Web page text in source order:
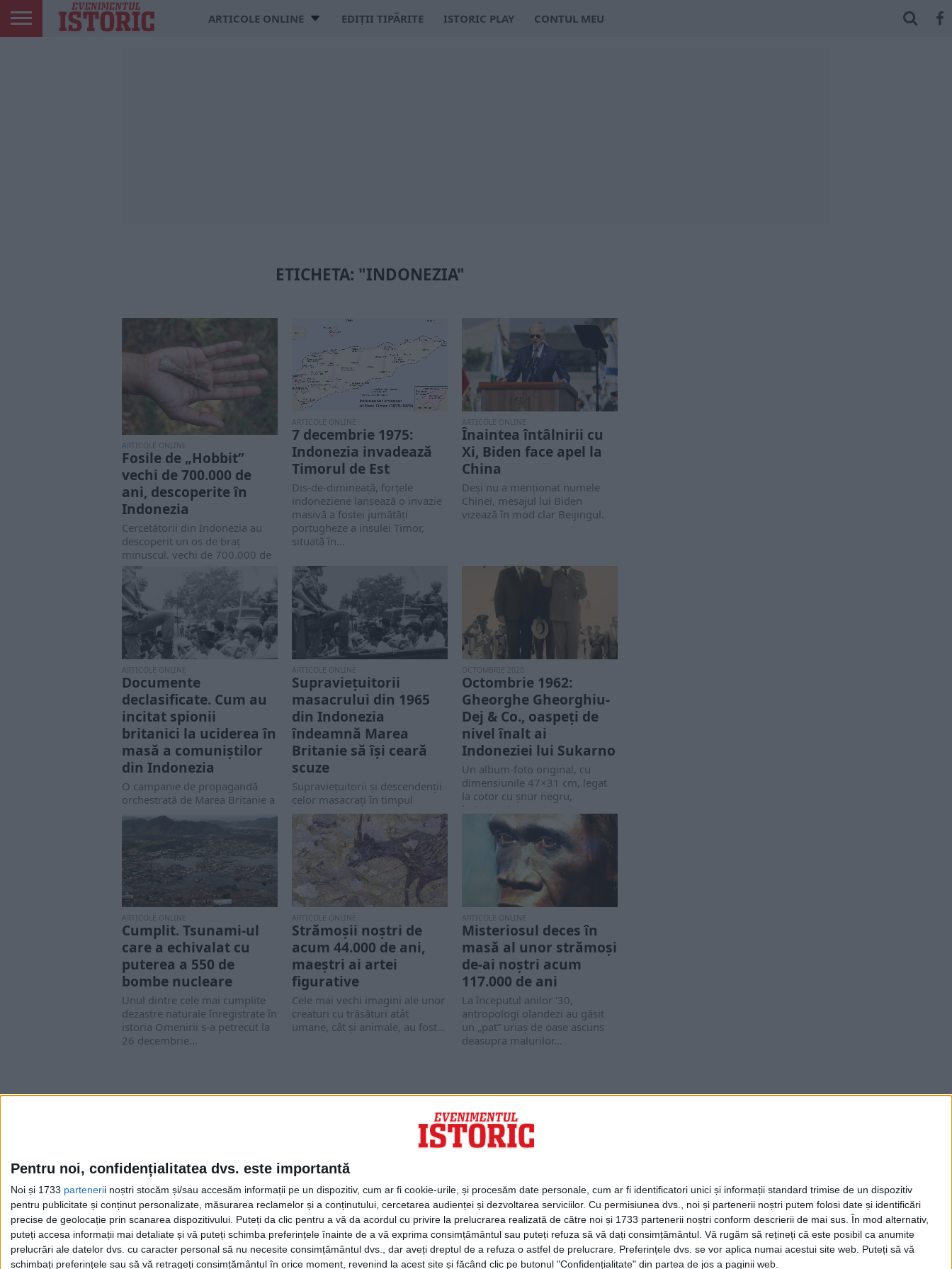
Pentru noi, confidențialitatea dvs. este importantă
Noi și 1733 partenerii noștri stocăm și/sau accesăm informații pe un dispozitiv, cum ar fi cookie-urile, și procesăm date personale, cum ar fi identificatori unici și informații standard trimise de un dispozitiv
pentru publicitate și conținut personalizate, măsurarea reclamelor și a conținutului, cercetarea audienței și dezvoltarea serviciilor. Cu permisiunea dvs., noi și partenerii noștri putem folosi date și identificări
precise de geolocație prin scanarea dispozitivului. Puteți da clic pentru a vă da acordul cu privire la prelucrarea realizată de către noi și 1733 partenerii noștri conform descrierii de mai sus. În mod alternativ,
puteți accesa informații mai detaliate și vă puteți schimba preferințele înainte de a vă exprima consimțământul sau puteți refuza să vă dați consimțământul. Vă rugăm să rețineți că este posibil ca anumite
prelucrări ale datelor dvs. cu caracter personal să nu necesite consimțământul dvs., dar aveți dreptul de a refuza o astfel de prelucrare. Preferințele dvs. se vor aplica numai acestui site web. Puteți să vă
schimbați preferințele sau să vă retrageți consimțământul în orice moment, revenind la acest site și făcând clic pe butonul "Confidențialitate" din partea de jos a paginii web.
ARTICOLE ONLINE EDIȚII TIPĂRITE ISTORIC PLAY CONTUL MEU
ETICHETA: "INDONEZIA"
ARTICOLE ONLINE
Fosile de „Hobbit”
vechi de 700.000 de
ani, descoperite în
Indonezia
Cercetătorii din Indonezia au
descoperit un os de braț
minuscul, vechi de 700.000 de
ani, de...
ARTICOLE ONLINE
7 decembrie 1975:
Indonezia invadează
Timorul de Est
Dis-de-dimineață, forțele
indoneziene lansează o invazie
masivă a fostei jumătăți
portugheze a insulei Timor,
situată în...
ARTICOLE ONLINE
Înaintea întâlnirii cu
Xi, Biden face apel la
China
Deși nu a menționat numele
Chinei, mesajul lui Biden
vizează în mod clar Beijingul.
ARTICOLE ONLINE
Documente
declasificate. Cum au
incitat spionii
britanici la uciderea în
masă a comuniștilor
din Indonezia
O campanie de propagandă
orchestrată de Marea Britanie a
jucat un rol crucial în unul
ARTICOLE ONLINE
Supraviețuitorii
masacrului din 1965
din Indonezia
îndeamnă Marea
Britanie să își ceară
scuze
Supraviețuitorii și descendenții
celor masacrați în timpul
epurării anticomuniste din
Indonezia din 1965-1966
îndeamnă guvernul britanic...
OCTOMBRIE 2020
Octombrie 1962:
Gheorghe Gheorghiu-
Dej & Co., oaspeți de
nivel înalt ai
Indoneziei lui Sukarno
Un album-foto original, cu
dimensiunile 47×31 cm, legat
la cotor cu șnur negru,
îmbrăcat la exterior...
ARTICOLE ONLINE
Cumplit. Tsunami-ul
care a echivalat cu
puterea a 550 de
bombe nucleare
Unul dintre cele mai cumplite
dezastre naturale înregistrate în
istoria Omenirii s-a petrecut la
26 decembrie...
ARTICOLE ONLINE
Strămoşii noştri de
acum 44.000 de ani,
maeştri ai artei
figurative
Cele mai vechi imagini ale unor
creaturi cu trăsături atât
umane, cât şi animale, au fost...
ARTICOLE ONLINE
Misteriosul deces în
masă al unor strămoşi
de-ai noştri acum
117.000 de ani
La începutul anilor '30,
antropologi olandezi au găsit
un „pat” uriaș de oase ascuns
deasupra malurilor...
Cea mai mare revistă de istorie din Europa!.
Media KIT
Evenimentul Zilei
Doctorul Zilei
Infofinanciar
Infoactual
Editura de carte
EVZ Comunicate
Capital Comunicate
Animal Zoo